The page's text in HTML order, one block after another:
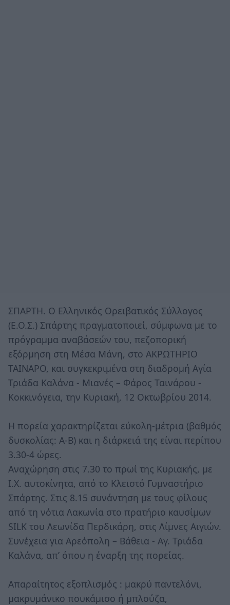
ΣΠΑΡΤΗ. Ο Ελληνικός Ορειβατικός Σύλλογος
(Ε.Ο.Σ.) Σπάρτης πραγματοποιεί, σύμφωνα με το
πρόγραμμα αναβάσεών του, πεζοπορική
εξόρμηση στη Μέσα Μάνη, στο ΑΚΡΩΤΗΡΙΟ
ΤΑΙΝΑΡΟ, και συγκεκριμένα στη διαδρομή Αγία
Τριάδα Καλάνα - Μιανές – Φάρος Ταινάρου -
Κοκκινόγεια, την Κυριακή, 12 Οκτωβρίου 2014.
Η πορεία χαρακτηρίζεται εύκολη-μέτρια (βαθμός
δυσκολίας: Α-Β) και η διάρκειά της είναι περίπου
3.30-4 ώρες.
Αναχώρηση στις 7.30 το πρωί της Κυριακής, με
Ι.Χ. αυτοκίνητα, από το Κλειστό Γυμναστήριο
Σπάρτης. Στις 8.15 συνάντηση με τους φίλους
από τη νότια Λακωνία στο πρατήριο καυσίμων
SILK του Λεωνίδα Περδικάρη, στις Λίμνες Αιγιών.
Συνέχεια για Αρεόπολη – Βάθεια - Αγ. Τριάδα
Καλάνα, απ’ όπου η έναρξη της πορείας.
Απαραίτητος εξοπλισμός : μακρύ παντελόνι,
μακρυμάνικο πουκάμισο ή μπλούζα,